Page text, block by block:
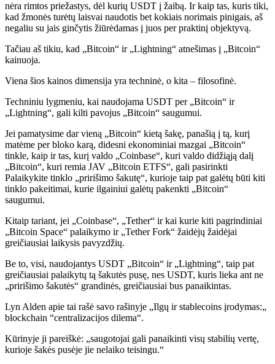
nėra rimtos priežastys, dėl kurių USDT į žaibą. Ir kaip tas, kuris tiki,
kad žmonės turėtų laisvai naudotis bet kokiais norimais pinigais, aš
negaliu su jais ginčytis žiūrėdamas į juos per praktinį objektyvą.
Tačiau aš tikiu, kad „Bitcoin“ ir „Lightning“ atnešimas į „Bitcoin“
kainuoja.
Viena šios kainos dimensija yra techninė, o kita – filosofinė.
Techniniu lygmeniu, kai naudojama USDT per „Bitcoin“ ir
„Lightning“, gali kilti pavojus „Bitcoin“ saugumui.
Jei pamatysime dar vieną „Bitcoin“ kietą šakę, panašią į tą, kurį
matėme per bloko karą, didesni ekonominiai mazgai „Bitcoin“
tinkle, kaip ir tas, kurį valdo „Coinbase“, kuri valdo didžiąją dalį
„Bitcoin“, kuri remia JAV „Bitcoin ETFS“, gali pasirinkti
Palaikykite tinklo „pririšimo šakutę“, kurioje taip pat galėtų būti kiti
tinklo pakeitimai, kurie ilgainiui galėtų pakenkti „Bitcoin“
saugumui.
Kitaip tariant, jei „Coinbase“, „Tether“ ir kai kurie kiti pagrindiniai
„Bitcoin Space“ palaikymo ir „Tether Fork“ žaidėjų žaidėjai
greičiausiai laikysis pavyzdžių.
Be to, visi, naudojantys USDT „Bitcoin“ ir „Lightning“, taip pat
greičiausiai palaikytų tą šakutės pusę, nes USDT, kuris lieka ant ne
„pririšimo šakutės“ grandinės, greičiausiai bus panaikintas.
Lyn Alden apie tai rašė savo rašinyje „Ilgų ir stablecoins įrodymas:„
blockchain “centralizacijos dilema“.
Kūrinyje ji pareiškė: „saugotojai gali panaikinti visų stabilių vertę,
kurioje šakės pusėje jie nelaiko teisingu.“